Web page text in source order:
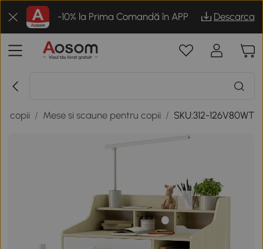
-10% la Prima Comandă în APP Descarca
copii / Mese si scaune pentru copii / SKU:312-126V80WT